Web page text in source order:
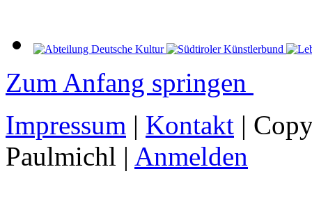
Zum Anfang springen
Impressum | Kontakt |
Paulmichl | Anmelden